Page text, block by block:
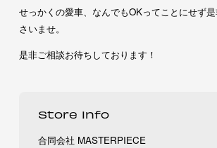
せっかくの愛車、なんでもOKってことにせず
さいませ。
是非ご相談お待ちしております！
Store Info
合同会社 MASTERPIECE